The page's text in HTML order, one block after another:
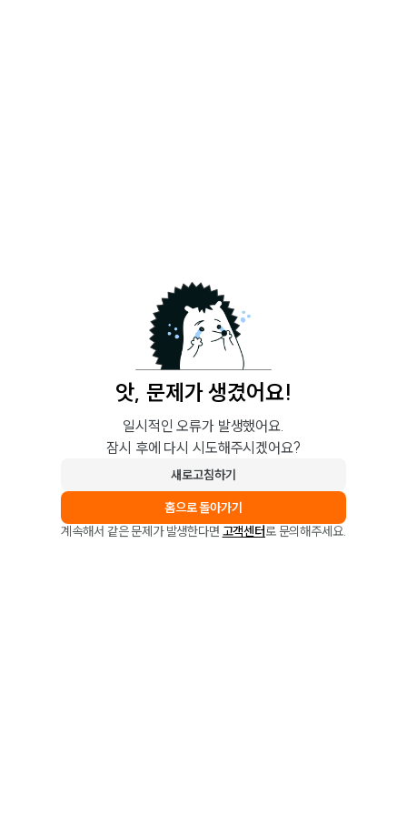
앗, 문제가 생겼어요!
일시적인 오류가 발생했어요.
잠시 후에 다시 시도해주시겠어요?
새로고침하기
홈으로 돌아가기
계속해서 같은 문제가 발생한다면 고객센터로 문의해주세요.